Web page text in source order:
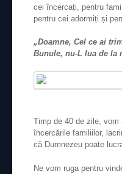
cei încercați, pentru
pentru cei adormiți și
„Doamne, Cel ce ai
Bunule, nu-L lua de la
Timp de 40 de zile, vom
încercările familiilor,
că Dumnezeu poate
Ne vom ruga pentru